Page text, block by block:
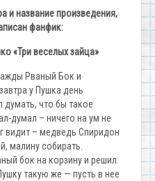
и название произведения,
фанфик:
«Три веселых зайца»
Рваный Бок и
у Пушка день
думать, что бы такое
думал – ничего на ум не
видит – медведь Спиридон
малину собирать.
бок на корзину и решил:
такую же — пусть в нее